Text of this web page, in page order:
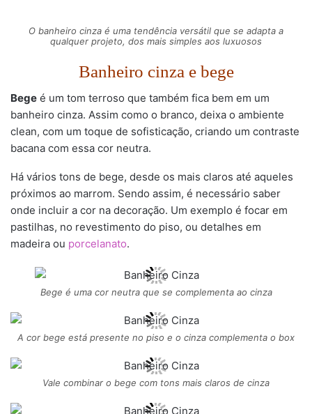
O banheiro cinza é uma tendência versátil que se adapta a
qualquer projeto, dos mais simples aos luxuosos
Banheiro cinza e bege
Bege é um tom terroso que também fica bem em um
banheiro cinza. Assim como o branco, deixa o ambiente
clean, com um toque de sofisticação, criando um contraste
bacana com essa cor neutra.
Há vários tons de bege, desde os mais claros até aqueles
próximos ao marrom. Sendo assim, é necessário saber
onde incluir a cor na decoração. Um exemplo é focar em
pastilhas, no revestimento do piso, ou detalhes em
madeira ou porcelanato.
Bege é uma cor neutra que se complementa ao cinza
A cor bege está presente no piso e o cinza complementa o box
Vale combinar o bege com tons mais claros de cinza